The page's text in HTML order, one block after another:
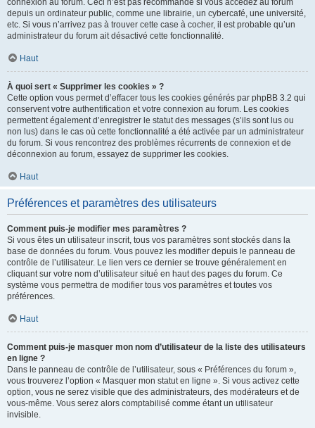
connexion au forum. Ceci n’est pas recommandé si vous accédez au forum
depuis un ordinateur public, comme une librairie, un cybercafé, une université,
etc. Si vous n’arrivez pas à trouver cette case à cocher, il est probable qu’un
administrateur du forum ait désactivé cette fonctionnalité.
Haut
À quoi sert « Supprimer les cookies » ?
Cette option vous permet d’effacer tous les cookies générés par phpBB 3.2 qui
conservent votre authentification et votre connexion au forum. Les cookies
permettent également d’enregistrer le statut des messages (s’ils sont lus ou
non lus) dans le cas où cette fonctionnalité a été activée par un administrateur
du forum. Si vous rencontrez des problèmes récurrents de connexion et de
déconnexion au forum, essayez de supprimer les cookies.
Haut
Préférences et paramètres des utilisateurs
Comment puis-je modifier mes paramètres ?
Si vous êtes un utilisateur inscrit, tous vos paramètres sont stockés dans la
base de données du forum. Vous pouvez les modifier depuis le panneau de
contrôle de l’utilisateur. Le lien vers ce dernier se trouve généralement en
cliquant sur votre nom d’utilisateur situé en haut des pages du forum. Ce
système vous permettra de modifier tous vos paramètres et toutes vos
préférences.
Haut
Comment puis-je masquer mon nom d’utilisateur de la liste des utilisateurs
en ligne ?
Dans le panneau de contrôle de l’utilisateur, sous « Préférences du forum »,
vous trouverez l’option « Masquer mon statut en ligne ». Si vous activez cette
option, vous ne serez visible que des administrateurs, des modérateurs et de
vous-même. Vous serez alors comptabilisé comme étant un utilisateur
invisible.